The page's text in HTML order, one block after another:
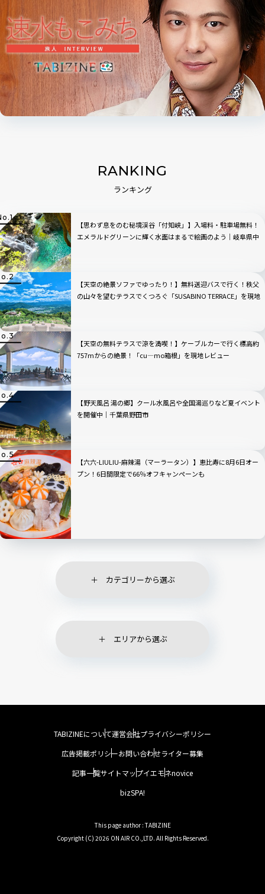
RANKING
ランキング
【思わず息をのむ秘境渓谷「付知峡」】入場料・駐車場無料！
エメラルドグリーンに輝く水面はまるで絵画のよう｜岐阜県中
【天空の絶景ソファでゆったり！】無料送迎バスで行く！秩父
の山々を望むテラスでくつろぐ「SUSABINO TERRACE」を現地
【天空の無料テラスで涼を満喫！】ケーブルカーで行く標高約
757mからの絶景！「cu―mo箱根」を現地レビュー
【野天風呂 湯の郷】クール水風呂や全国湯巡りなど夏イベント
を開催中｜千葉県野田市
【六六-LIULIU-麻辣湯（マーラータン）】恵比寿に8月6日オー
プン！6日間限定で66％オフキャンペーンも
カテゴリーから選ぶ
エリアから選ぶ
TABIZINEについて運営会社プライバシーポリシー
広告掲載ポリシーお問い合わせライター募集
記事一覧サイトマップイエモネnovice
bizSPA!
This page author : TABIZINE
Copyright (C) 2026 ON AIR CO.,LTD. All Rights Reserved.